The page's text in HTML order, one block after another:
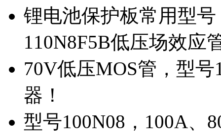
锂电池保护板常用型
110N8F5B低压场效应
70V低压MOS管，型
器！
型号100N08，100A、